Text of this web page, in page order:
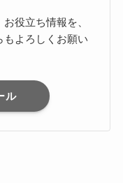
役立ち情報を、
もよろしくお願い
ル